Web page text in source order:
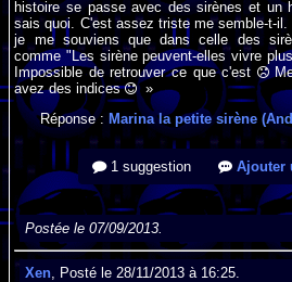
histoire se passe avec des sirènes et un
sais quoi. C'est assez triste me semble-t-
je me souviens que dans celle des
comme "Les sirène peuvent-elles vivre
Impossible de retrouver ce que c'est
avez des indices
»
Réponse : Marina la petite sirène
1 suggestion Ajouter
Postée le 07/09/2013.
Xen , Posté le 28/11/2013 à 16:25.